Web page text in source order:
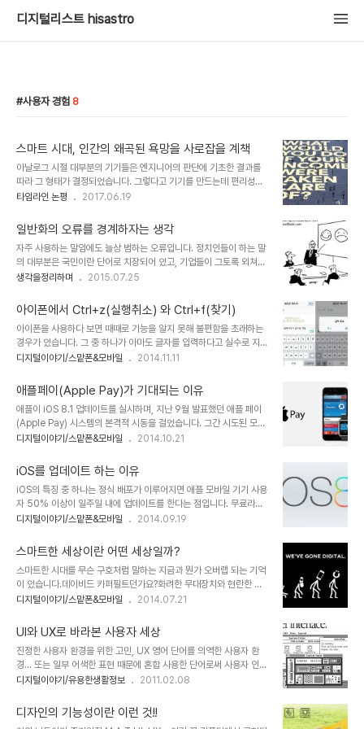
디지털리스트 hisastro
사용자 경험 8
스마트 시대, 인간의 왜곡된 욕망을 사로잡을 계책
아날로그 시절 대부분의 기기들은 엔지니어의 판단에 기초한 결과를
따라 그 형태가 결정되었습니다. 그렇다고 기기를 만드는데 편리성을
고려하지 않은 건 아닙니다. 엔지니어들도 나름 만드는 과정에 편리성
핵심은 이를 사용하는 대중들 역시 새로운 기술에 열광할 뿐 왜 그렇게
만들었냐고 묻고 따지는 일은 그다지 많지는 않았다는 사실입니다. 그
렇게 기기를 접하고 사용했던 경험은 현재에 이르렀고, 디지털 시대인
지금은 기술과 디자인의 협업을 통해 사용자 환경이 만들어지고 있습
니다. 당연히 기기 사용에 관한 한 지식과 경험이 풍부한 현대 사용자
같습니다. 아시다시피 이를 영어로는 UI(사..
타임라인 논평 2017.06.19
일반화의 오류를 경계하자는 생각
자주 사용하는 말임에도 늘상 범하는 오류입니다. 정치인들이 하는 말
의 대부분은 국민이란 단어로 치장되어 있고, 기업들이 그토록 외쳐대
는 고객(고갱)님과 인터넷을 사용하는 네티즌이란 말에서 때론 그들과
되새길 때 내뱉게 되는 특정 나라와 그 나라 사람들을 지칭하는 일본
사람들.. 아니 "일본 놈들"이 그러하며, 또 "빨갱이"가 그렇고, "종
교"가 그렇습니다. 뭐~ 예로 들자면 끝이 없을 것 같습니다. 한마디로
일반화의 오류는 선입견 또는 편견의 다른 말이라는 생각입니다. 어찌
생각해 보면 일반화의 오류는 패턴인식을 기본으로 하는 인간의 지적
서도 가장 중요하게 생각하는 것 중 하..
생각을정리하며 2015.07.25
아이폰에서 Ctrl+z(실행취소) 와 Ctrl+f(찾기)
아이폰을 사용하다 보면 때때로 기능을 알지 못해 불편함을 초래하는
경우가 있습니다. 그 중 하나가 아마도 글자를 입력하다고 실수로 지워
졌거나 잘못 입력했을 때 실행 취소하는 Ctrl + z와 웹 문서에서 원하
익숙한 사용자들은 그동안의 사용 경험(UX)을 토대로 모바일에서도
유사한 형태의 명령어가 존재할 것이라 생각하는 경우가 많습니다. 그
래서 아이폰에서도 기존 명령어의 연장선으로 적용해 보기도 하지만
안되는 것을 확인하고는 기능이 없나보다 하고 대개가 잠시 "왜 없
지?"라는 정도에서 "없나보다"로 체념?하는 것이 일반적인 모습이라
미 아는 분들은 잘 사용하고..
디지털이야기/스맡폰&모바일 2014.11.11
애플페이(Apple Pay)가 기대되는 이유
애플이 iOS 8.1 업데이트를 실시하며, 지난 9월 발표했던 애플 페이
(Apple Pay) 시스템의 본격적 시동을 걸었습니다. 그간 시도된 모바
일 결제시스템 사업은 이렇다 할 성과가 없었던 사업 영역임에도 애플
www.macworld.com 사실 애플 페이의 기술적 사항들을 일반 사
용자들이 세세히 알기에는 역부족일 수 있습니다. -그래도 참고하실
만한 내용이 있어 링크로 첨부합니다. ^^ - 그렇다고 애플이 사용자들
의 기술적 무지를 악용할 것이라고 생각하는 애플 사용자는 별로 없을
듯 합니다. 애플 페이(Apple Pay) 작동원리 그건 애플이 지금까지 기
큼의 사용자 만족..
디지털이야기/스맡폰&모바일 2014.10.21
iOS를 업데이트 하는 이유
iOS의 특징 중 하나는 정식 배포가 이루어지면 애플 모바일 기기 사용
자 50% 이상이 일주일 내에 업데이트를 한다는 점입니다. 무료라서?
일반적으로 업데이트란 표면적으로 성능의 개선을 의미하지만 사용자
다는 건 생각 만큼 간단한 것이 아닙니다. 더구나 새로운 업데이트로
인해 벌어질 수 있는 오류나 버그와 같은 문제로 인한 손실도 가볍게
넘길 사안이 못 됩니다. 특히 악명 높던 모 OS에 대한 기억하는 경우
라면 더더욱... 그럼에도 iOS가 탑재된 애플 모바일 기기 사용자들이
주저하지 않고 업데이트를 진행하는 이유는 무엇일까요? 단순히 무료
없다면 어려운 일입니다. iOS8..
디지털이야기/스맡폰&모바일 2014.09.19
스마트한 세상이란 어떤 세상일까?
스마트한 시대를 무슨 구호처럼 말하는 지금과 뭔가 오버랩 되는 기억
이 있습니다.데이비드 카퍼필트던가요?화려한 무대장치와 현란한 몸
짓으로 사람들의 시선을 이끌던 최고의 마술사. 현실에서는 있을 수 없
보같이 저는 제 눈만 의심하곤 했습니다. 그 마술이라는 현란한 몸짓
뒤에 숨겨진 치밀히 계획된 - 수많은 사람들의 역할과 장치들의- 각본
이 있음을 알지 못했으니 대부분 사람들이 보였을 반응 역시 그랬을 겁
니다. 마술이라는 말의 마술 속에 휩싸여 그 과정을 어느정도 알고 있
는 지금도 여전히 그 정도는 다를지 몰라도 어떻게 그랬을까 의문과 궁
신비로움만으로 나를 변화시키거나 세상을 ..
디지털이야기/스맡폰&모바일 2014.07.21
UI와 UX로 바라본 사용자 세상
진정한 사용자 환경을 위한 고민, UX 영어 단어를 의역한 사용자 환
경... 또는 일부 어색한 표현 때문에 혼합 사용한 단어로써 사용자 인터
페이스... 아니면 발음만 한글로 영문 전체를 표현한 유저 인터페이스
어 UI... 좀더 자세한 의미에 대해서는 다시 언급하겠습니다만, UI는
컴퓨터 사용이 보편화 된 이후 너무도 자연스럽게 사용하게 된 단어이
디지털이야기/유용한생활정보 2011.02.08
디자인의 기능성이란 이런 것!!